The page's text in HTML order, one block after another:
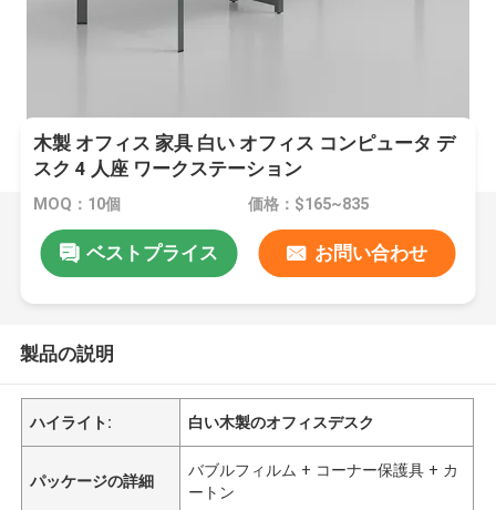
木製 オフィス 家具 白い オフィス コンピュータ デ
スク 4 人座 ワークステーション
MOQ：10個 価格：$165~835
ベストプライス お問い合わせ
製品の説明
ハイライト: 白い木製のオフィスデスク
パッケージの詳細
バブルフィルム + コーナー保護具 + カ
ートン